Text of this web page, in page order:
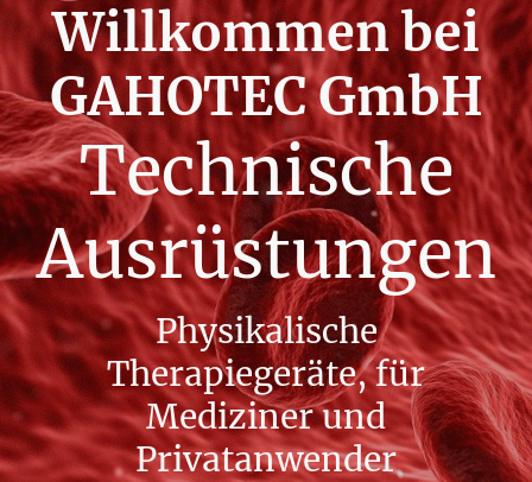
Willkommen bei
GAHOTECGmbH
Technische
Ausrüstungen
Physikalische
Therapiegeräte, für
Mediziner und
Privatanwender